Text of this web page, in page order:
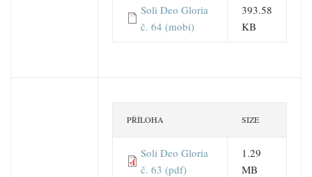
Soli Deo Gloria
č. 64 (mobi)
393.58
KB
PŘÍLOHA SIZE
Soli Deo Gloria
č. 63 (pdf)
1.29
MB